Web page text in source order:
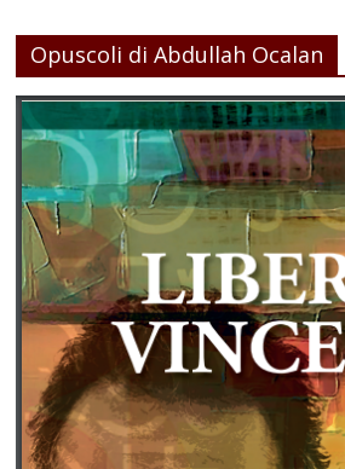
Opuscoli di Abdullah Ocalan